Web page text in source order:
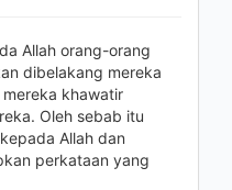
Allah orang-orang
dibelakang mereka
khawatir
Oleh sebab itu
Allah dan
perkataan yang